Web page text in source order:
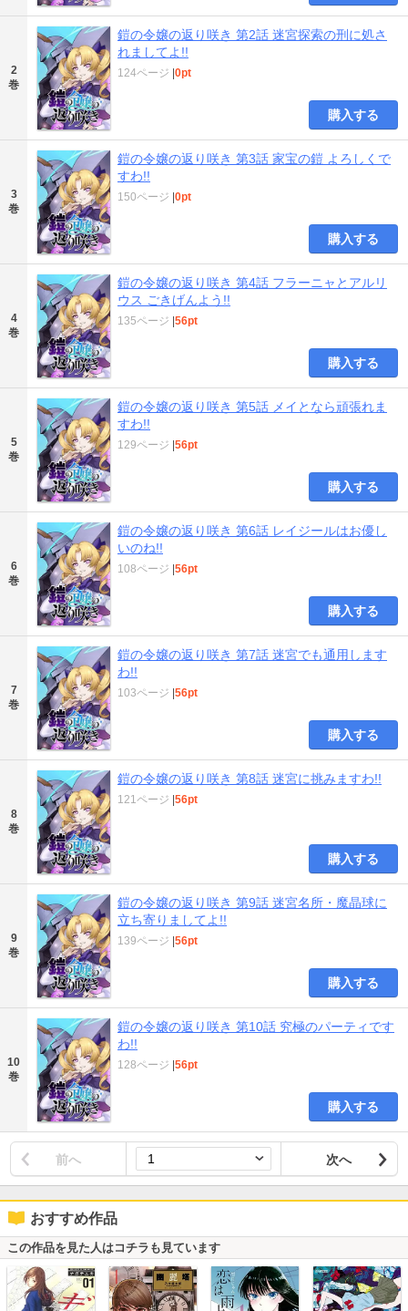
2
巻
鎧の令嬢の返り咲き 第2話 迷宮探索の刑に処さ
れましてよ!!
124ページ 0pt
購入する
3
巻
鎧の令嬢の返り咲き 第3話 家宝の鎧 よろしくで
すわ!!
150ページ 0pt
購入する
4
巻
鎧の令嬢の返り咲き 第4話 フラーニャとアルリ
ウス ごきげんよう!!
135ページ 56pt
購入する
5
巻
鎧の令嬢の返り咲き 第5話 メイとなら頑張れま
すわ!!
129ページ 56pt
購入する
6
巻
鎧の令嬢の返り咲き 第6話 レイジールはお優し
いのね!!
108ページ 56pt
購入する
7
巻
鎧の令嬢の返り咲き 第7話 迷宮でも通用します
わ!!
103ページ 56pt
購入する
8
巻
鎧の令嬢の返り咲き 第8話 迷宮に挑みますわ!!
121ページ 56pt
購入する
9
巻
鎧の令嬢の返り咲き 第9話 迷宮名所・魔晶球に
立ち寄りましてよ!!
139ページ 56pt
購入する
10
巻
鎧の令嬢の返り咲き 第10話 究極のパーティです
わ!!
128ページ 56pt
購入する
前へ 次へ
おすすめ作品
この作品を見た人はコチラも見ています